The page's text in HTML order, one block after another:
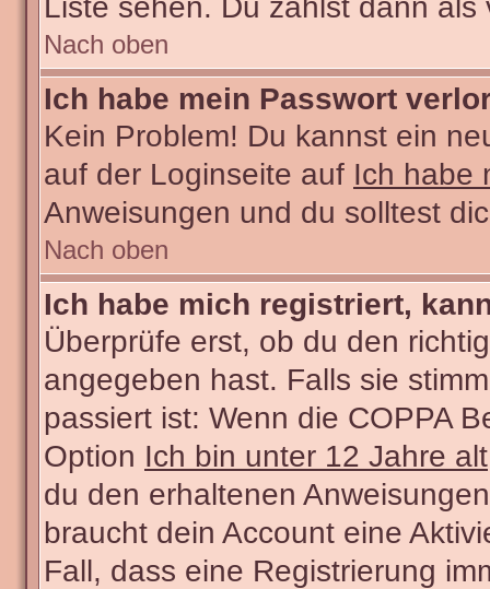
Nach oben
Ich habe mein Passwort
Kein Problem! Du kannst ein
auf der Loginseite auf Ich habe
Anweisungen und du solltest
Nach oben
Ich habe mich registriert,
Überprüfe erst, ob du den
angegeben hast. Falls sie
passiert ist: Wenn die COPPA
Option Ich bin unter 12 Jahre alt
du den erhaltenen
braucht dein Account eine
Fall, dass eine Registrierung